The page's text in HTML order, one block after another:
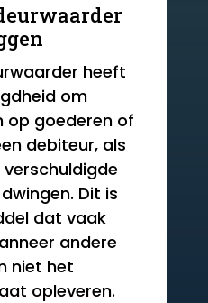
heeft
om
op goederen of
debiteur, als
Dit is
dat vaak
andere
niet het
opleveren.